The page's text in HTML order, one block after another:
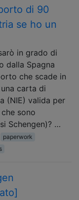
di 90
se ho un
in grado di
dalla Spagna
che scade in
carta di
(NIE) valida per
sono
Schengen)? …
paperwork